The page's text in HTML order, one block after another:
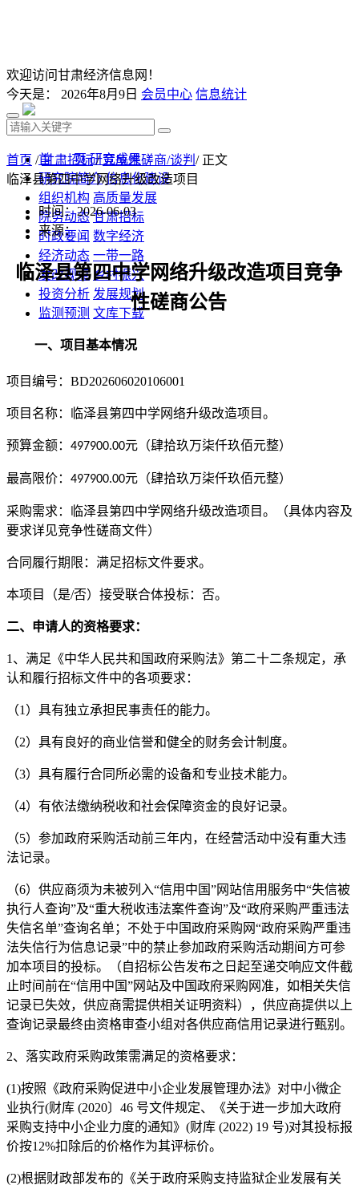
欢迎访问甘肃经济信息网！
今天是： 2026年8月9日 会员中心 信息统计
首 页 研究成果
研究院简介 信息化建设
组织机构 高质量发展
院务动态 甘肃招标
时政要闻 数字经济
经济动态 一带一路
发改视点 乡村振兴
投资分析 发展规划
监测预测 文库下载
首页 /甘肃招标/竞争性磋商/谈判 / 正文
临泽县第四中学网络升级改造项目
时间：2026-06-03
来源：
临泽县第四中学网络升级改造项目 竞争
性磋商公告
一、项目基本情况
项目编号： BD202606020106001
项目名称： 临泽县第四中学网络升级改造项目。
预算金额： 497900.00元 （肆拾玖万柒仟玖佰元整）
最高 限价： 497900.00元（肆拾玖万柒仟玖佰元整）
采购需求： 临泽县第四中学网络升级改造项目。 （具体内容及
要求详见竞争性磋商文件）
合同履行期限：满足招标文件要求。
本项目（是/否）接受联合体投标：否。
二、申请人的资格要求：
1、满足《中华人民共和国政府采购法》第二十二条规定，承
认和履行招标文件中的各项要求：
（1）具有独立承担民事责任的能力。
（2）具有良好的商业信誉和健全的财务会计制度。
（3）具有履行合同所必需的设备和专业技术能力。
（4）有依法缴纳税收和社会保障资金的良好记录。
（5）参加政府采购活动前三年内，在经营活动中没有重大违
法记录。
（6）供应商须为未被列入“信用中国”网站信用服务中“失信被
执行人查询”及“重大税收违法案件查询”及“政府采购严重违法
失信名单”查询名单；不处于中国政府采购网“政府采购严重违
法失信行为信息记录”中的禁止参加政府采购活动期间方可参
加本项目的投标。（自招标公告发布之日起至递交响应文件截
止时间前在“信用中国”网站及中国政府采购网准，如相关失信
记录已失效，供应商需提供相关证明资料），供应商提供以上
查询记录最终由资格审查小组对各供应商信用记录进行甄别。
2、落实政府采购政策需满足的资格要求：
(1)按照《政府采购促进中小企业发展管理办法》对中小微企
业执行(财库 (2020〕46 号文件规定、《关于进一步加大政府
采购支持中小企业力度的通知》(财库 (2022) 19 号)对其投标报
价按12%扣除后的价格作为其评标价。
(2)根据财政部发布的《关于政府采购支持监狱企业发展有关